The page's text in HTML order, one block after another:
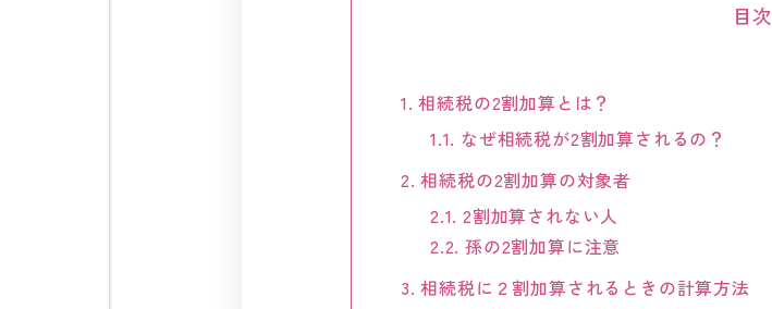
目次
1. 相続税の2割加算とは？
1.1. なぜ相続税が2割加算されるの？
2. 相続税の2割加算の対象者
2.1. 2割加算されない人
2.2. 孫の2割加算に注意
3. 相続税に２割加算されるときの計算方法